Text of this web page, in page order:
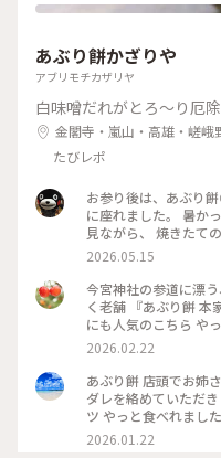
になり、ばたばたと毎
りペースになります
あぶり餅かざりや
アブリモチカザリヤ
白味噌だれがとろ～り厄
金閣寺・嵐山・高雄・嵯峨
たびレポ
お参り後は、あぶり
に座れました。 暑か
見ながら、 焼きたて
て、次々と食べちゃ
2026.05.15
今宮神社の参道に漂
く老舗 『あぶり餅 本
にも人気のこちら や
をまぶしたひとくち
あぶって作られるあ
はまさに神技で、 列
寧に炙られたお餅に
食べると、どこか懐
足りないくらいでし
鍾馗さんが見守って
2026.02.22
あぶり餅 店頭でお姉
ダレを絡めていただ
ツ やっと食べれまし
#かざりや #jun_flat
2026.01.22